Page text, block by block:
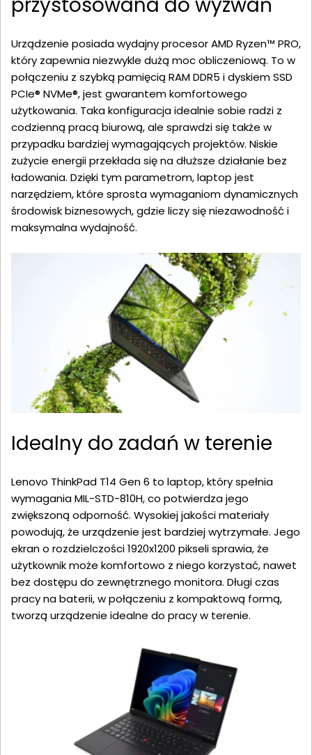
Urządzenie posiada wydajny procesor AMD Ryzen™ PRO,
który zapewnia niezwykle dużą moc obliczeniową. To w
połączeniu z szybką pamięcią RAM DDR5 i dyskiem SSD
PCIe® NVMe®, jest gwarantem komfortowego
użytkowania. Taka konfiguracja idealnie sobie radzi z
codzienną pracą biurową, ale sprawdzi się także w
przypadku bardziej wymagających projektów. Niskie
zużycie energii przekłada się na dłuższe działanie bez
ładowania. Dzięki tym parametrom, laptop jest
narzędziem, które sprosta wymaganiom dynamicznych
środowisk biznesowych, gdzie liczy się niezawodność i
maksymalna wydajność.
Idealny do zadań w terenie
Lenovo ThinkPad T14 Gen 6 to laptop, który spełnia
wymagania MIL-STD-810H, co potwierdza jego
zwiększoną odporność. Wysokiej jakości materiały
powodują, że urządzenie jest bardziej wytrzymałe. Jego
ekran o rozdzielczości 1920x1200 pikseli sprawia, że
użytkownik może komfortowo z niego korzystać, nawet
bez dostępu do zewnętrznego monitora. Długi czas
pracy na baterii, w połączeniu z kompaktową formą,
tworzą urządzenie idealne do pracy w terenie.